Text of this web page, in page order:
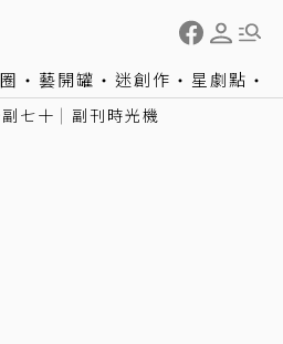
藝開罐 迷創作 星劇點
七十 副刊時光機